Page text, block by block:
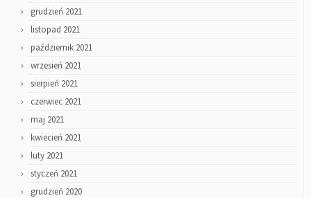
grudzień 2021
listopad 2021
październik 2021
wrzesień 2021
sierpień 2021
czerwiec 2021
maj 2021
kwiecień 2021
luty 2021
styczeń 2021
grudzień 2020